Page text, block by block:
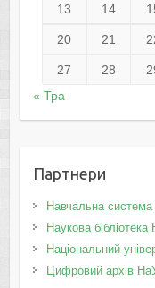
13 14
20 21
27 28
« Тра
Партнери
Навчальна
Наукова
Національний
Цифровий архів